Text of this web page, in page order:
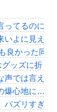
ってるのに
よに見える
良かった同
ッズに折
声では言え
爆心地に…
バズリすぎ